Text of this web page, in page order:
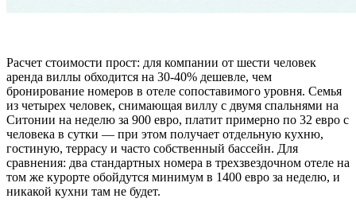
Расчет стоимости прост: для компании от шести человек
аренда виллы обходится на 30-40% дешевле, чем
бронирование номеров в отеле сопоставимого уровня. Семья
из четырех человек, снимающая виллу с двумя спальнями на
Ситонии на неделю за 900 евро, платит примерно по 32 евро с
человека в сутки — при этом получает отдельную кухню,
гостиную, террасу и часто собственный бассейн. Для
сравнения: два стандартных номера в трехзвездочном отеле на
том же курорте обойдутся минимум в 1400 евро за неделю, и
никакой кухни там не будет.